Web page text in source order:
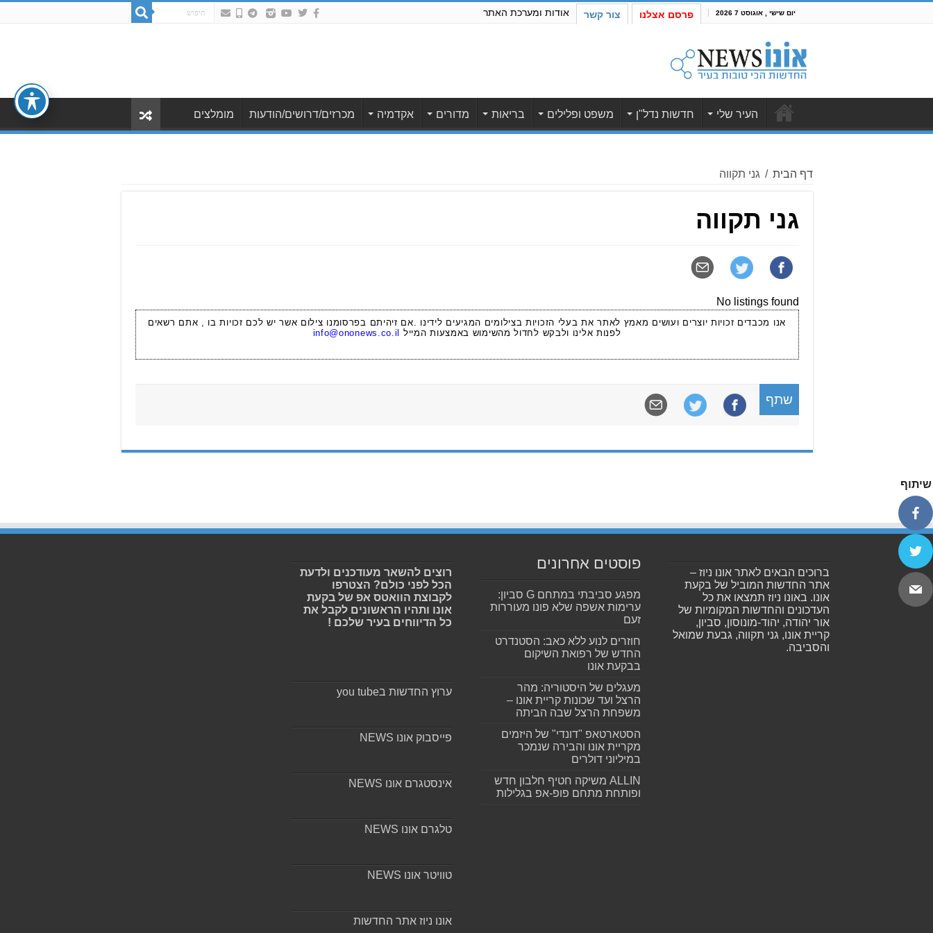
יום שישי , אוגוסט 7 2026 פרסם אצלנו צור קשר אודות ומערכת האתר
העיר שלי חדשות נדל"ן משפט ופלילים בריאות מדורים אקדמיה מכרזים/דרושים/הודעות מומלצים
דף הבית / גני תקווה
גני תקווה
No listings found
אנו מכבדים זכויות יוצרים ועושים מאמץ לאתר את בעלי הזכויות בצילומים המגיעים לידינו .אם זיהיתם בפרסומנו צילום אשר יש לכם זכויות בו , אתם רשאים
לפנות אלינו ולבקש לחדול מהשימוש באמצעות המייל info@ononews.co.il
שתף
ברוכים הבאים לאתר אונו ניוז –
אתר החדשות המוביל של בקעת
אונו. באונו ניוז תמצאו את כל
העדכונים והחדשות המקומיות של
אור יהודה, יהוד-מונוסון, סביון,
קריית אונו, גני תקווה, גבעת שמואל
והסביבה.
פוסטים אחרונים
מפגע סביבתי במתחם G סביון:
ערימות אשפה שלא פונו מעוררות
זעם
חוזרים לנוע ללא כאב: הסטנדרט
החדש של רפואת השיקום
בבקעת אונו
מעגלים של היסטוריה: מהר
הרצל ועד שכונות קריית אונו –
משפחת הרצל שבה הביתה
הסטארטאפ "דונדי" של היזמים
מקריית אונו והבירה שנמכר
במיליוני דולרים
ALLIN משיקה חטיף חלבון חדש
ופותחת מתחם פופ-אפ בגלילות
רוצים להשאר מעודכנים ולדעת
הכל לפני כולם? הצטרפו
לקבוצת הוואטס אפ של בקעת
אונו ותהיו הראשונים לקבל את
כל הדיווחים בעיר שלכם !
ערוץ החדשות בyou tube
פייסבוק אונו NEWS
אינסטגרם אונו NEWS
טלגרם אונו NEWS
טוויטר אונו NEWS
אונו ניוז אתר החדשות
שיתוף